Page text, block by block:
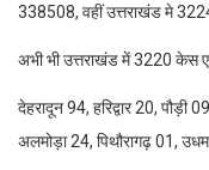
338508, वहीं उत्तराखंड मे
अभी भी उत्तराखंड में 3220 केस
देहरादून 94, हरिद्वार 20, पौड़ी
अलमोड़ा 24, पिथौरागढ़ 01,